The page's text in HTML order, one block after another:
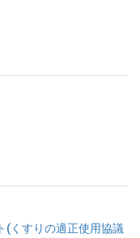
くすりの適正使用協議